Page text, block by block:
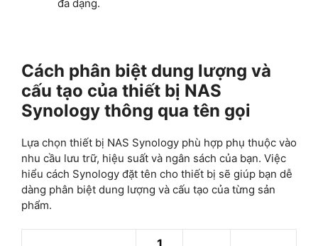
đa dạng.
Cách phân biệt dung lượng và
cấu tạo của thiết bị NAS
Synology thông qua tên gọi
Lựa chọn thiết bị NAS Synology phù hợp phụ thuộc vào
nhu cầu lưu trữ, hiệu suất và ngân sách của bạn. Việc
hiểu cách Synology đặt tên cho thiết bị sẽ giúp bạn dễ
dàng phân biệt dung lượng và cấu tạo của từng sản
phẩm.